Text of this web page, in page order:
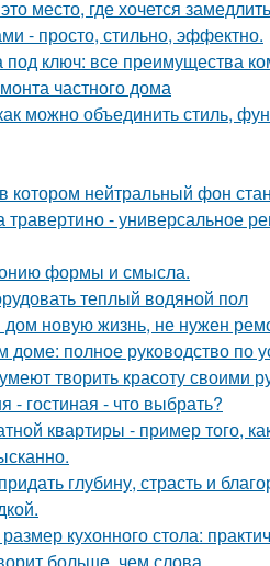
место, где хочется
- просто, стильно, эффектно.
под ключ: все преимущества
частного дома
можно объединить стиль,
нейтральный фон
травертино - универсальное
формы и смысла.
теплый водяной пол
дом новую жизнь, не нужен
полное руководство по
творить красоту своими
- гостиная - что выбрать?
квартиры - пример того,
глубину, страсть и
кухонного стола: